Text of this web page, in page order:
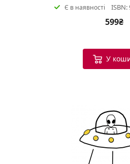
Є в наявності ISBN:
599₴
У